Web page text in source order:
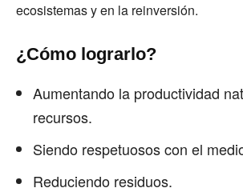
ecosistemas y en la reinversión.
¿Cómo lograrlo?
Aumentando la productividad
recursos.
Siendo respetuosos con el
Reduciendo residuos.